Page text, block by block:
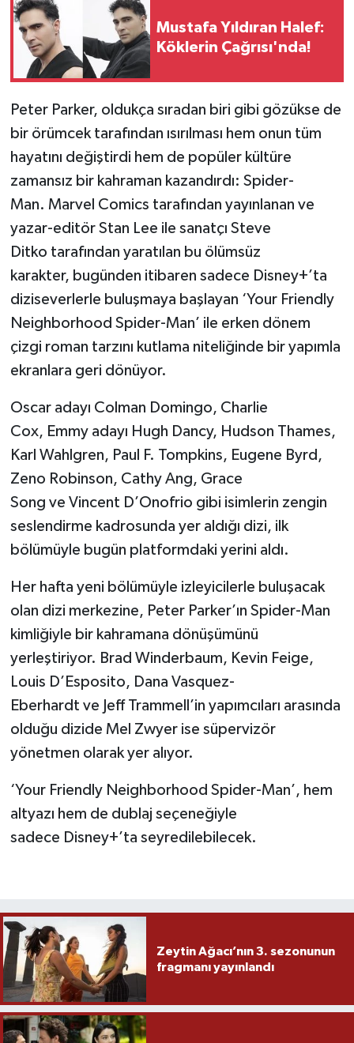
Mustafa Yıldıran Halef:
Köklerin Çağrısı'nda!
Peter Parker, oldukça sıradan biri gibi gözükse de
bir örümcek tarafından ısırılması hem onun tüm
hayatını değiştirdi hem de popüler kültüre
zamansız bir kahraman kazandırdı: Spider-
Man. Marvel Comics tarafından yayınlanan ve
yazar-editör Stan Lee ile sanatçı Steve
Ditko tarafından yaratılan bu ölümsüz
karakter, bugünden itibaren sadece Disney+’ta
diziseverlerle buluşmaya başlayan ‘Your Friendly
Neighborhood Spider-Man’ ile erken dönem
çizgi roman tarzını kutlama niteliğinde bir yapımla
ekranlara geri dönüyor.
Oscar adayı Colman Domingo, Charlie
Cox, Emmy adayı Hugh Dancy, Hudson Thames,
Karl Wahlgren, Paul F. Tompkins, Eugene Byrd,
Zeno Robinson, Cathy Ang, Grace
Song ve Vincent D’Onofrio gibi isimlerin zengin
seslendirme kadrosunda yer aldığı dizi, ilk
bölümüyle bugün platformdaki yerini aldı.
Her hafta yeni bölümüyle izleyicilerle buluşacak
olan dizi merkezine, Peter Parker’ın Spider-Man
kimliğiyle bir kahramana dönüşümünü
yerleştiriyor. Brad Winderbaum, Kevin Feige,
Louis D’Esposito, Dana Vasquez-
Eberhardt ve Jeff Trammell’in yapımcıları arasında
olduğu dizide Mel Zwyer ise süpervizör
yönetmen olarak yer alıyor.
‘Your Friendly Neighborhood Spider-Man’, hem
altyazı hem de dublaj seçeneğiyle
sadece Disney+’ta seyredilebilecek.
Zeytin Ağacı’nın 3. sezonunun
fragmanı yayınlandı